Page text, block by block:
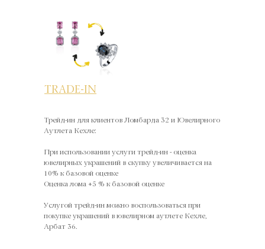
TRADE-IN
Трейд-ин для клиентов Ломбарда 32 и Ювелирного
Аутлета Кехле:
При использовании услуги трейд-ин - оценка
ювелирных украшений в скупку увеличивается на
10% к базовой оценке
Оценка лома +5 % к базовой оценке
Услугой трейд-ин можно воспользоваться при
покупке украшений в ювелирном аутлете Кехле,
Арбат 36.